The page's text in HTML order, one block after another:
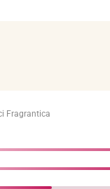
Fragrantica